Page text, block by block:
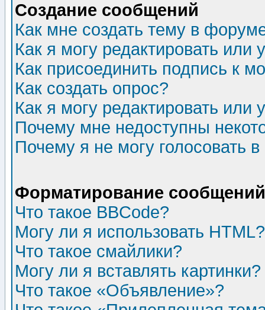
Создание сообщений
Как мне создать тему в
Как я могу редактировать или
Как присоединить подпись к
Как создать опрос?
Как я могу редактировать или
Почему мне недоступны
Почему я не могу голосовать
Форматирование
Что такое BBCode?
Могу ли я использовать HTML?
Что такое смайлики?
Могу ли я вставлять картинки?
Что такое «Объявление»?